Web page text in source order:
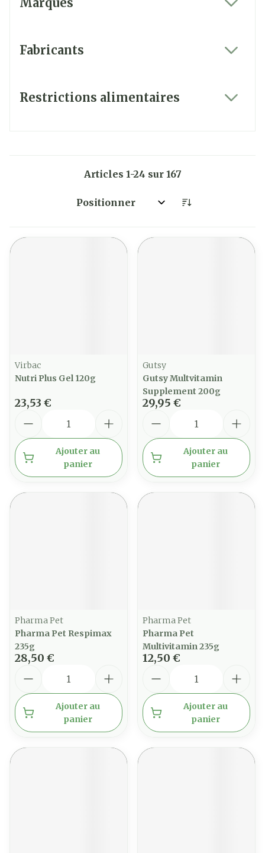
Fabricants
Restrictions alimentaires
Articles 1-24 sur 167
Trier par:
Virbac
Nutri Plus Gel 120g
23,53 €
Ajouter au
panier
Gutsy
Gutsy Multvitamin
Supplement 200g
29,95 €
Ajouter au
panier
Pharma Pet
Pharma Pet Respimax
235g
28,50 €
Ajouter au
panier
Pharma Pet
Pharma Pet
Multivitamin 235g
12,50 €
Ajouter au
panier